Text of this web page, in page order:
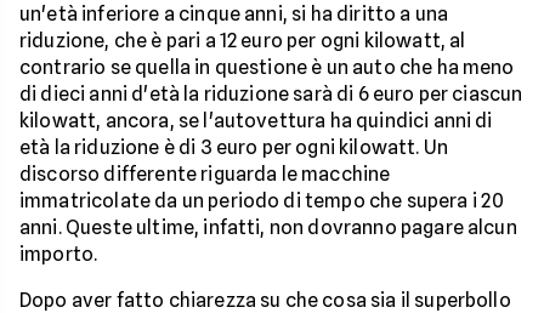
un'età inferiore a cinque anni, si ha diritto a una
riduzione, che è pari a 12 euro per ogni kilowatt, al
contrario se quella in questione è un auto che ha meno
di dieci anni d'età la riduzione sarà di 6 euro per ciascun
kilowatt, ancora, se l'autovettura ha quindici anni di
età la riduzione è di 3 euro per ogni kilowatt. Un
discorso differente riguarda le macchine
immatricolate da un periodo di tempo che supera i 20
anni. Queste ultime, infatti, non dovranno pagare alcun
importo.
Dopo aver fatto chiarezza su che cosa sia il superbollo